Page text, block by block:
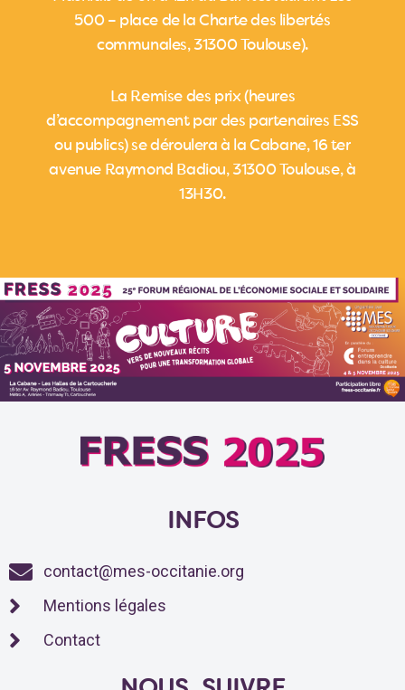
500 – place de la Charte des libertés
communales, 31300 Toulouse).
La Remise des prix (heures
d’accompagnement par des partenaires ESS
ou publics) se déroulera à la Cabane, 16 ter
avenue Raymond Badiou, 31300 Toulouse, à
13H30.
INFOS
contact@mes-occitanie.org
Mentions légales
Contact